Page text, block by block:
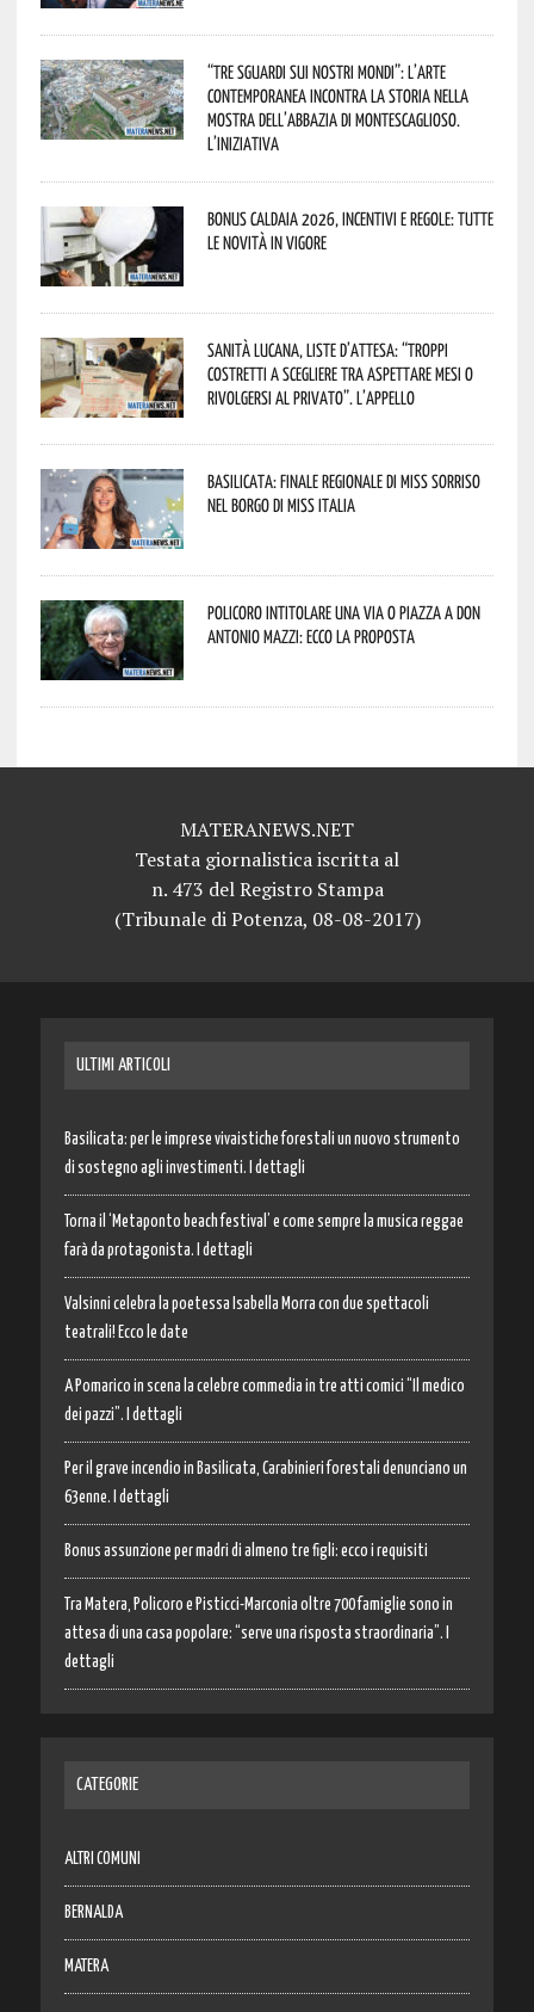
“Tre Sguardi sui Nostri Mondi”: l’arte
contemporanea incontra la storia nella
mostra dell’Abbazia di Montescaglioso.
L’iniziativa
Bonus caldaia 2026, incentivi e regole: tutte
le novità in vigore
Sanità lucana, liste d’attesa: “Troppi
costretti a scegliere tra aspettare mesi o
rivolgersi al privato”. L’appello
Basilicata: finale regionale di Miss Sorriso
nel borgo di Miss Italia
Policoro intitolare una via o piazza a don
Antonio Mazzi: ecco la proposta
MATERANEWS.NET
Testata giornalistica iscritta al
n. 473 del Registro Stampa
(Tribunale di Potenza, 08-08-2017)
ULTIMI ARTICOLI
Basilicata: per le imprese vivaistiche forestali un nuovo strumento
di sostegno agli investimenti. I dettagli
Torna il ‘Metaponto beach festival’ e come sempre la musica reggae
farà da protagonista. I dettagli
Valsinni celebra la poetessa Isabella Morra con due spettacoli
teatrali! Ecco le date
A Pomarico in scena la celebre commedia in tre atti comici “Il medico
dei pazzi”. I dettagli
Per il grave incendio in Basilicata, Carabinieri forestali denunciano un
63enne. I dettagli
Bonus assunzione per madri di almeno tre figli: ecco i requisiti
Tra Matera, Policoro e Pisticci-Marconia oltre 700 famiglie sono in
attesa di una casa popolare: “serve una risposta straordinaria”. I
dettagli
CATEGORIE
ALTRI COMUNI
BERNALDA
MATERA